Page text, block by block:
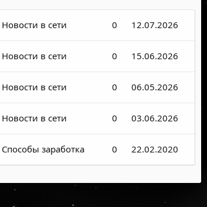
Новости в сети 0 12.07.2026
Новости в сети 0 15.06.2026
Новости в сети 0 06.05.2026
Новости в сети 0 03.06.2026
Способы заработка 0 22.02.2020